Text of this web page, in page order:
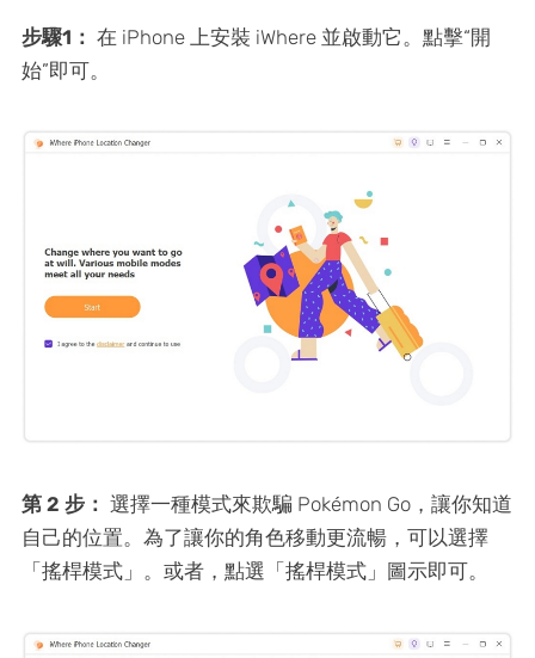
步驟1： 在 iPhone 上安裝 iWhere 並啟動它。點擊“開
始”即可。
第 2 步： 選擇一種模式來欺騙 Pokémon Go，讓你知道
自己的位置。為了讓你的角色移動更流暢，可以選擇
「搖桿模式」。或者，點選「搖桿模式」圖示即可。